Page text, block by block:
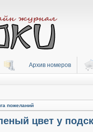
Архив номеров
пожеланий
цвет у